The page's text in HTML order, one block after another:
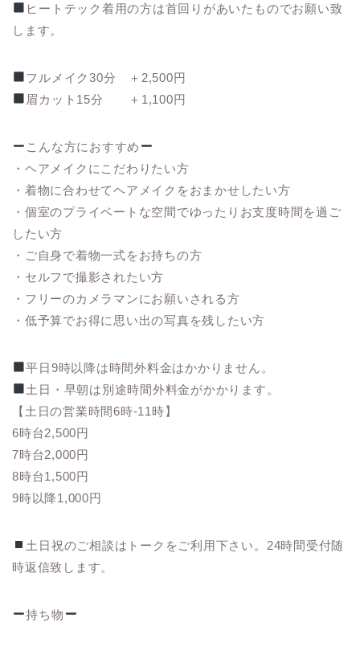
ヒートテック着用の方は首回りがあいたものでお願い致
します。
フルメイク30分 ＋2,500円
眉カット15分 ＋1,100円
こんな方におすすめ
・ヘアメイクにこだわりたい方
・着物に合わせてヘアメイクをおまかせしたい方
・個室のプライベートな空間でゆったりお支度時間を過ご
したい方
・ご自身で着物一式をお持ちの方
・セルフで撮影されたい方
・フリーのカメラマンにお願いされる方
・低予算でお得に思い出の写真を残したい方
平日9時以降は時間外料金はかかりません。
土日・早朝は別途時間外料金がかかります。
【土日の営業時間6時-11時】
6時台2,500円
7時台2,000円
8時台1,500円
9時以降1,000円
土日祝のご相談はトークをご利用下さい。24時間受付随
時返信致します。
持ち物